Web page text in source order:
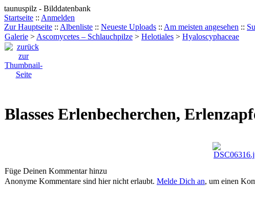
taunuspilz - Bilddatenbank
Startseite :: Anmelden
Zur Hauptseite :: Albenliste :: Neueste Uploads :: Am meisten angesehen ::
Galerie > Ascomycetes – Schlauchpilze > Helotiales > Hyaloscyphaceae
Blasses Erlenbecherchen,
Füge Deinen Kommentar hinzu
Anonyme Kommentare sind hier nicht erlaubt. Melde Dich an, um einen